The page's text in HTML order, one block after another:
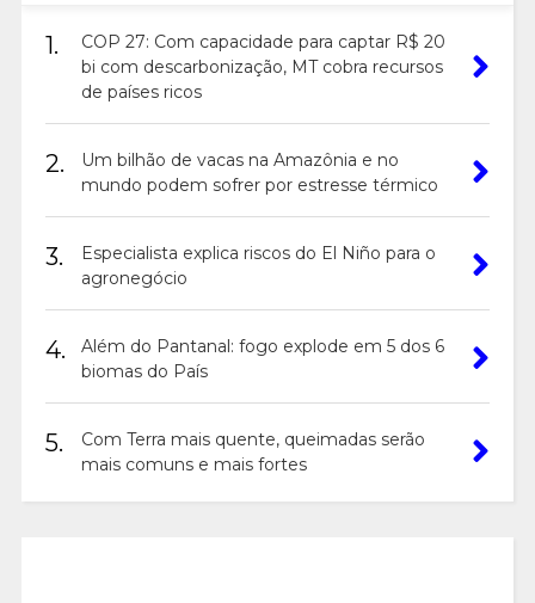
1.
COP 27: Com capacidade para captar R$ 20
bi com descarbonização, MT cobra recursos
de países ricos
2.
Um bilhão de vacas na Amazônia e no
mundo podem sofrer por estresse térmico
3.
Especialista explica riscos do El Niño para o
agronegócio
4.
Além do Pantanal: fogo explode em 5 dos 6
biomas do País
5.
Com Terra mais quente, queimadas serão
mais comuns e mais fortes